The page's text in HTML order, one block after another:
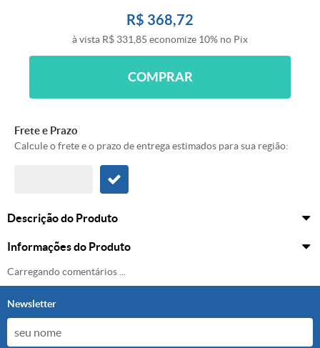
R$ 368,72
à vista R$ 331,85 economize 10% no Pix
COMPRAR
Frete e Prazo
Calcule o frete e o prazo de entrega estimados para sua região:
Descrição do Produto
Informações do Produto
Carregando comentários ...
Newsletter